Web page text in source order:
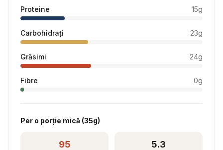
Proteine 15g
Carbohidrați 23g
Grăsimi 24g
Fibre 0g
Per o porție mică (35g)
95 5.3